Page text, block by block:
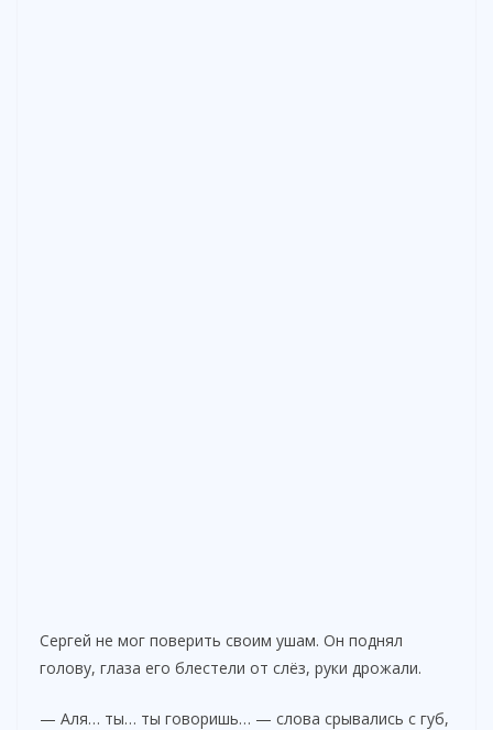
Сергей не мог поверить своим ушам. Он поднял
голову, глаза его блестели от слёз, руки дрожали.
— Аля… ты… ты говоришь… — слова срывались с губ,